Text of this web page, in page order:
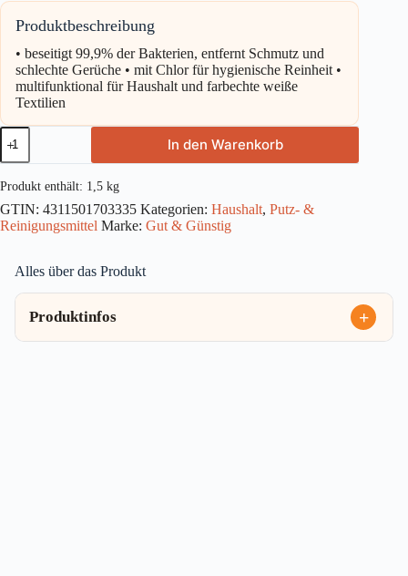
Produktbeschreibung
• beseitigt 99,9% der Bakterien, entfernt Schmutz und
schlechte Gerüche • mit Chlor für hygienische Reinheit •
multifunktional für Haushalt und farbechte weiße
Textilien
Gut
&
Günstig
Hygienereiniger
Chlor
1,5l
Menge
In den Warenkorb
Produkt enthält: 1,5 kg
GTIN: 4311501703335 Kategorien: Haushalt, Putz- &
Reinigungsmittel Marke: Gut & Günstig
Alles über das Produkt
Produktinfos